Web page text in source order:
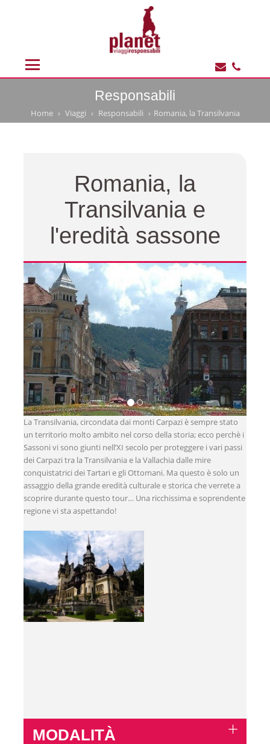
Responsabili
Home Viaggi Responsabili Romania, la Transilvania
Romania, la
Transilvania e
l'eredità sassone
La Transilvania, circondata dai monti Carpazi è sempre stato
un territorio molto ambito nel corso della storia; ecco perchè i
Sassoni vi sono giunti nell’XI secolo per proteggere i vari passi
dei Carpazi tra la Transilvania e la Vallachia dalle mire
conquistatrici dei Tartari e gli Ottomani. Ma questo è solo un
assaggio della grande eredità culturale e storica che verrete a
scoprire durante questo tour… Una ricchissima e soprendente
regione vi sta aspettando!
MODALITÀ